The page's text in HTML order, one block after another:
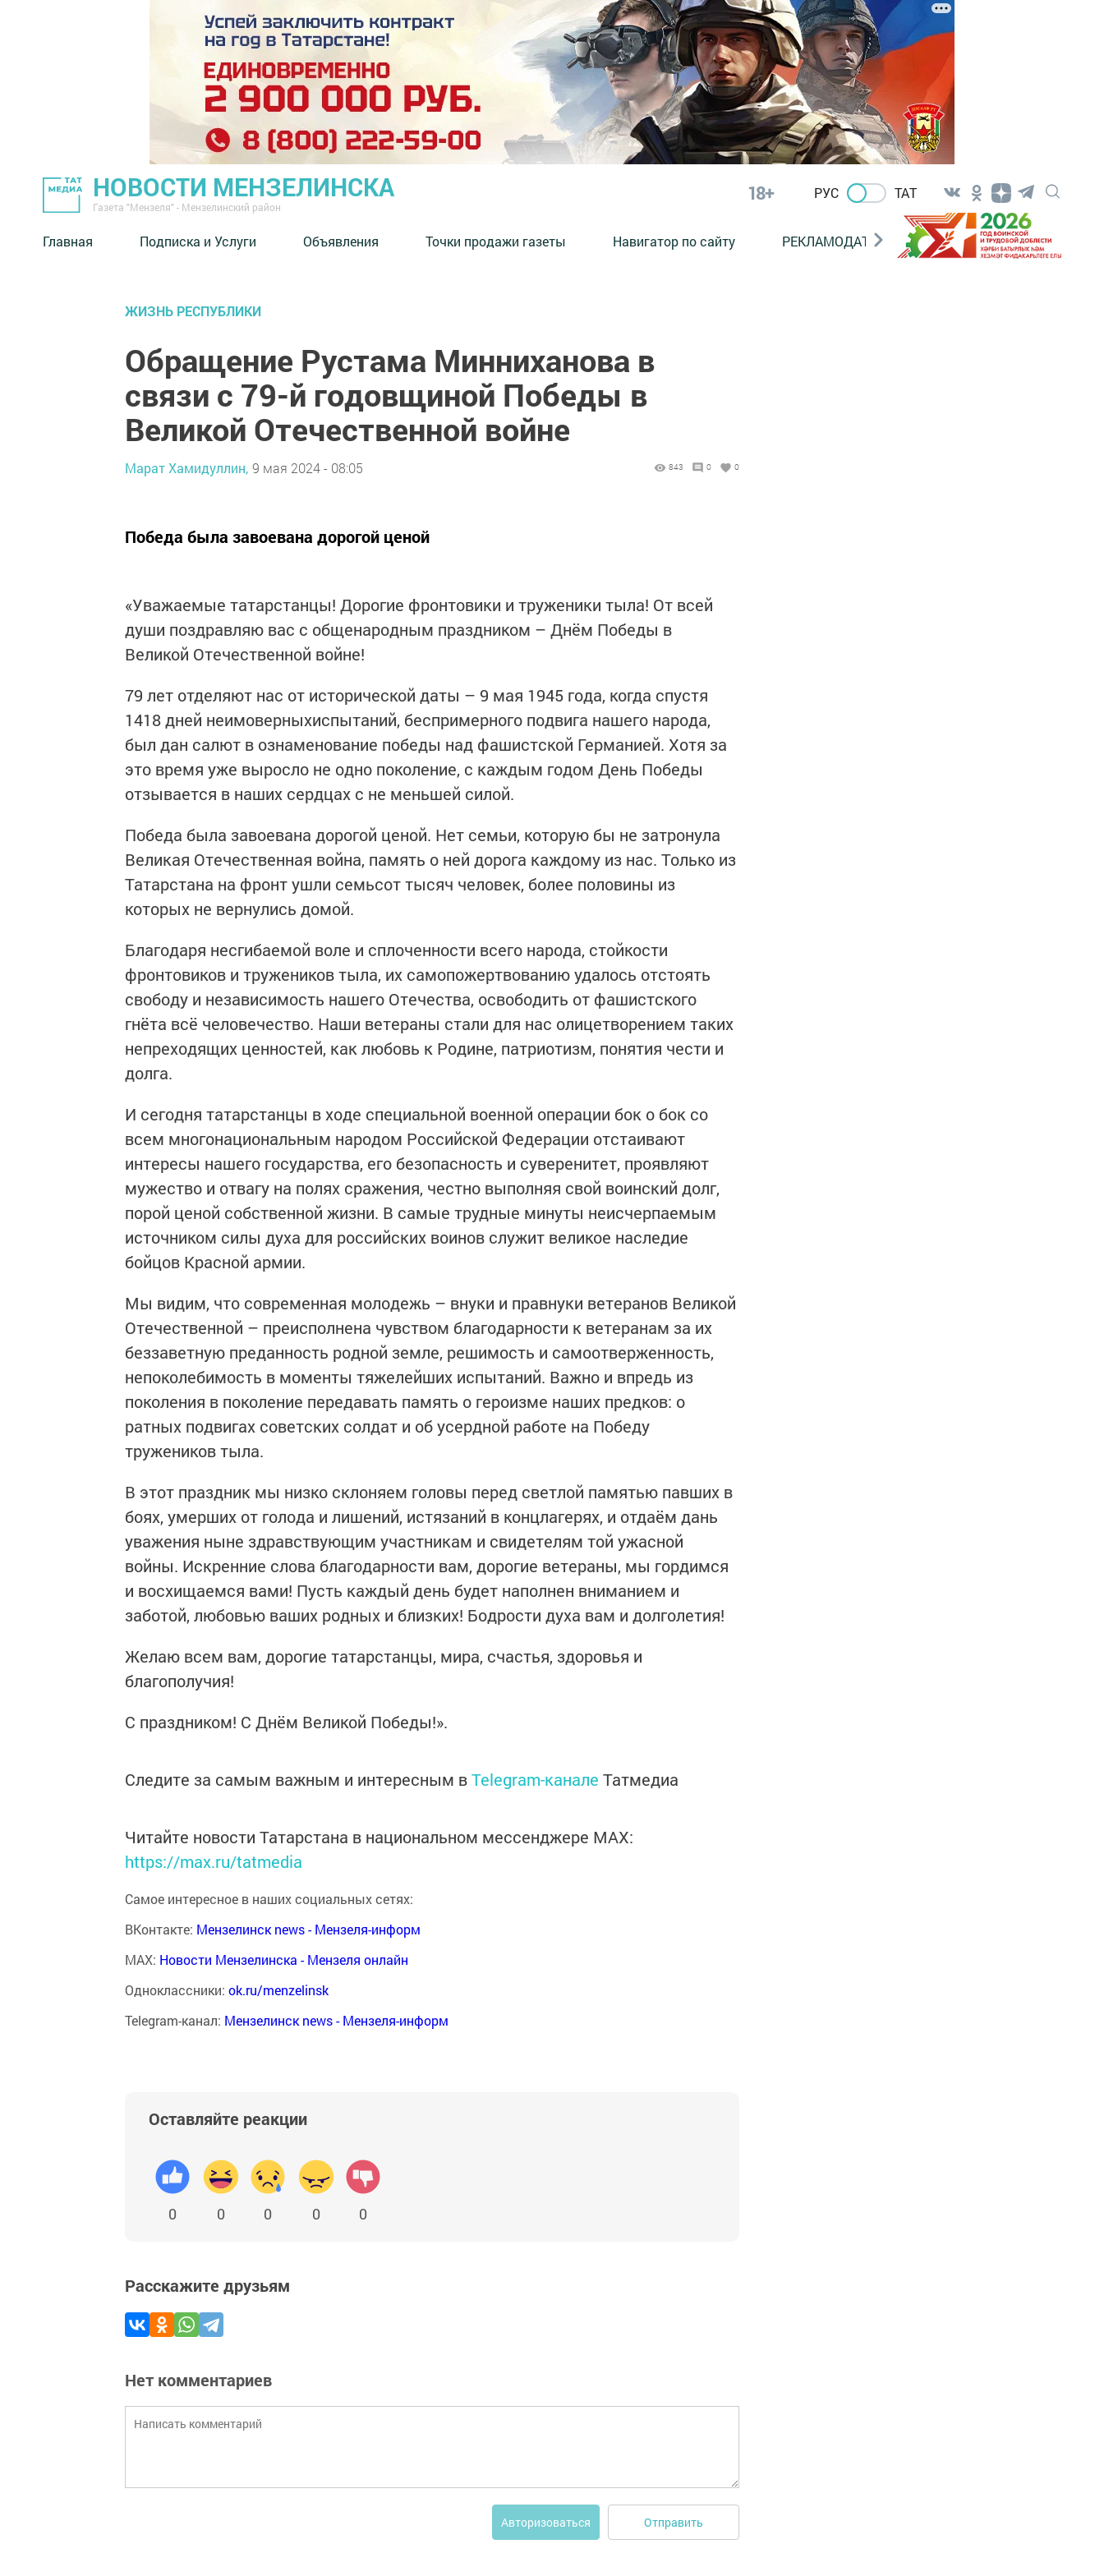
НОВОСТИ МЕНЗЕЛИНСКА
Газета "Мензеля" - Мензелинский район
18+ РУС ТАТ
Главная Подписка и Услуги Объявления Точки продажи газеты Навигатор по сайту РЕКЛАМОДАТЕЛЯМ
ЖИЗНЬ РЕСПУБЛИКИ
Обращение Рустама Минниханова в
связи с 79-й годовщиной Победы в
Великой Отечественной войне
Марат Хамидуллин, 9 мая 2024 - 08:05 843 0 0
Победа была завоевана дорогой ценой
«Уважаемые татарстанцы! Дорогие фронтовики и труженики тыла! От всей
души поздравляю вас с общенародным праздником – Днём Победы в
Великой Отечественной войне!
79 лет отделяют нас от исторической даты – 9 мая 1945 года, когда спустя
1418 дней неимоверныхиспытаний, беспримерного подвига нашего народа,
был дан салют в ознаменование победы над фашистской Германией. Хотя за
это время уже выросло не одно поколение, с каждым годом День Победы
отзывается в наших сердцах с не меньшей силой.
Победа была завоевана дорогой ценой. Нет семьи, которую бы не затронула
Великая Отечественная война, память о ней дорога каждому из нас. Только из
Татарстана на фронт ушли семьсот тысяч человек, более половины из
которых не вернулись домой.
Благодаря несгибаемой воле и сплоченности всего народа, стойкости
фронтовиков и тружеников тыла, их самопожертвованию удалось отстоять
свободу и независимость нашего Отечества, освободить от фашистского
гнёта всё человечество. Наши ветераны стали для нас олицетворением таких
непреходящих ценностей, как любовь к Родине, патриотизм, понятия чести и
долга.
И сегодня татарстанцы в ходе специальной военной операции бок о бок со
всем многонациональным народом Российской Федерации отстаивают
интересы нашего государства, его безопасность и суверенитет, проявляют
мужество и отвагу на полях сражения, честно выполняя свой воинский долг,
порой ценой собственной жизни. В самые трудные минуты неисчерпаемым
источником силы духа для российских воинов служит великое наследие
бойцов Красной армии.
Мы видим, что современная молодежь – внуки и правнуки ветеранов Великой
Отечественной – преисполнена чувством благодарности к ветеранам за их
беззаветную преданность родной земле, решимость и самоотверженность,
непоколебимость в моменты тяжелейших испытаний. Важно и впредь из
поколения в поколение передавать память о героизме наших предков: о
ратных подвигах советских солдат и об усердной работе на Победу
тружеников тыла.
В этот праздник мы низко склоняем головы перед светлой памятью павших в
боях, умерших от голода и лишений, истязаний в концлагерях, и отдаём дань
уважения ныне здравствующим участникам и свидетелям той ужасной
войны. Искренние слова благодарности вам, дорогие ветераны, мы гордимся
и восхищаемся вами! Пусть каждый день будет наполнен вниманием и
заботой, любовью ваших родных и близких! Бодрости духа вам и долголетия!
Желаю всем вам, дорогие татарстанцы, мира, счастья, здоровья и
благополучия!
С праздником! С Днём Великой Победы!».
Следите за самым важным и интересным вTelegram-канале Татмедиа
Читайте новости Татарстана в национальном мессенджере MАХ:
https://max.ru/tatmedia
Самое интересное в наших социальных сетях:
ВКонтакте: Мензелинск news - Мензеля-информ
MAX: Новости Мензелинска - Мензеля онлайн
Одноклассники: ok.ru/menzelinsk
Telegram-канал: Мензелинск news - Мензеля-информ
Оставляйте реакции
0 0 0 0 0
Расскажите друзьям
Нет комментариев
Авторизоваться Отправить